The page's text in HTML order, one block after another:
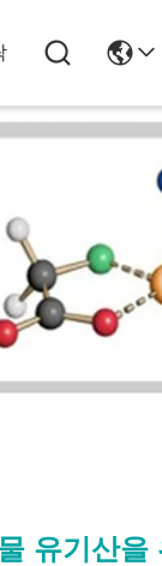
유기산을